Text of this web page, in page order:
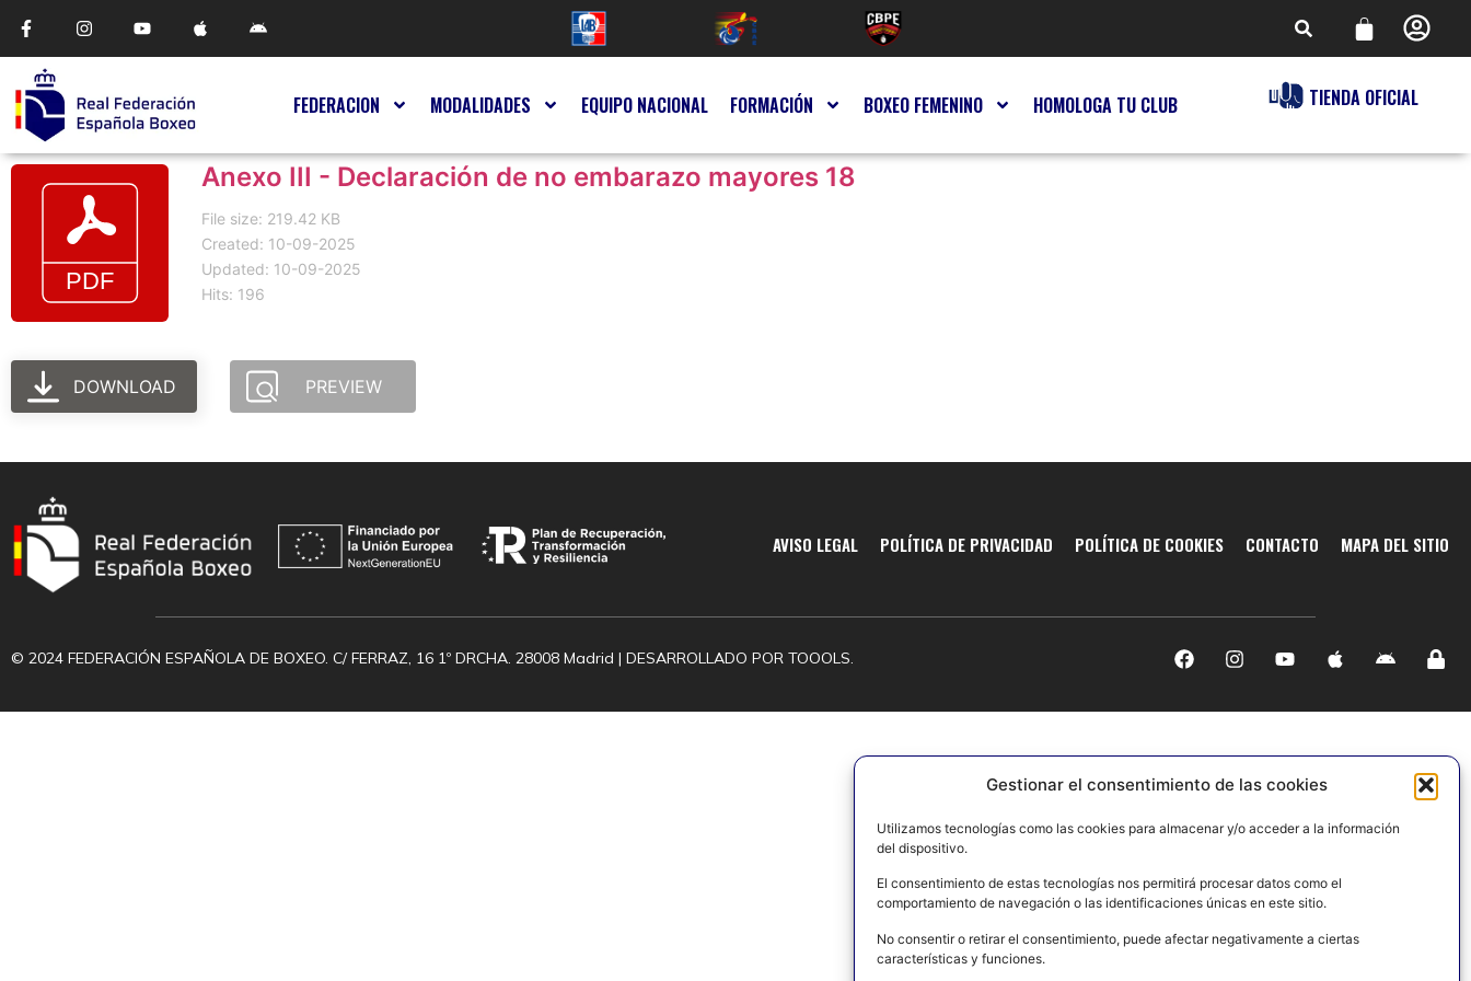
Gestionar el consentimiento de las cookies
Utilizamos tecnologías como las cookies para almacenar y/o acceder a la información
del dispositivo.
El consentimiento de estas tecnologías nos permitirá procesar datos como el
comportamiento de navegación o las identificaciones únicas en este sitio.
No consentir o retirar el consentimiento, puede afectar negativamente a ciertas
características y funciones.
FEDERACION MODALIDADES EQUIPO NACIONAL FORMACIÓN BOXEO FEMENINO HOMOLOGA TU CLUB TIENDA OFICIAL
Anexo III - Declaración de no embarazo mayores 18
File size: 219.42 KB
Created: 10-09-2025
Updated: 10-09-2025
Hits: 196
DOWNLOAD PREVIEW
AVISO LEGAL POLÍTICA DE PRIVACIDAD POLÍTICA DE COOKIES CONTACTO MAPA DEL SITIO
© 2024 FEDERACIÓN ESPAÑOLA DE BOXEO. C/ FERRAZ, 16 1º DRCHA. 28008 Madrid | DESARROLLADO POR TOOOLS.